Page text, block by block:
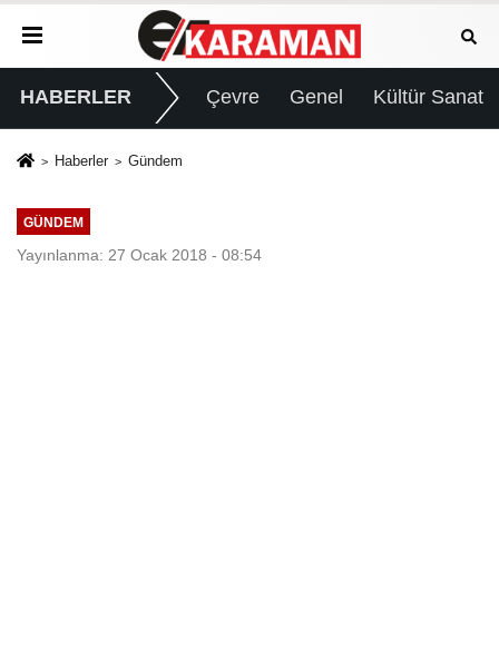
HABERLER Çevre Genel Kültür Sanat
Haberler Gündem
GÜNDEM
Yayınlanma: 27 Ocak 2018 - 08:54